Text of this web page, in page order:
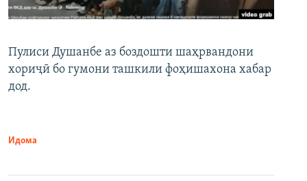
Пулиси Душанбе аз боздошти шаҳрвандони
хориҷӣ бо гумони ташкили фоҳишахона хабар
дод.
Идома